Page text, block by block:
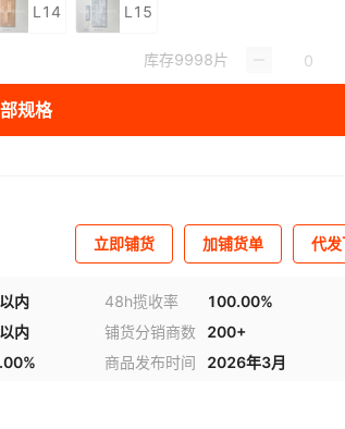
L14 L15
库存9998片
规格
立即铺货 加铺货单 代
内 48h揽收率
100.00%
内 铺货分销商数
200+
商品发布时间 2026年3月